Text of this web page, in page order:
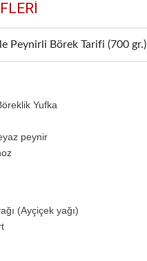
Peynirli Börek Tarifi (700 gr.)
Yufka
peynir
(Ayçiçek yağı)